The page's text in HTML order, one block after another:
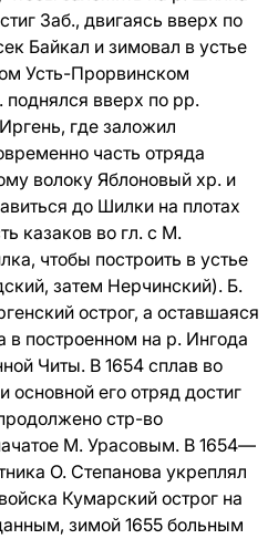
Заб., двигаясь вверх по
Байкал и зимовал в устье
Усть-Прорвинском
поднялся вверх по pp.
где заложил
часть отряда
волоку Яблоновый хр. и
до Шилки на плотах
казаков во гл. с М.
чтобы построить в устье
затем Нерчинский). Б.
острог, а оставшаяся
в построенном на р. Ингода
Читы. В 1654 сплав во
основной его отряд достиг
стр-во
М. Урасовым. В 1654—
О. Степанова укреплял
Кумарский острог на
зимой 1655 больным